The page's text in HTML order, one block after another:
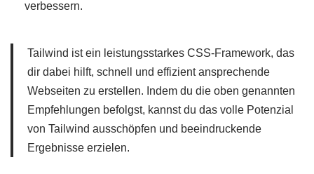
verbessern.
Tailwind ist ein leistungsstarkes CSS-Framework, das
dir dabei hilft, schnell und effizient ansprechende
Webseiten zu erstellen. Indem du die oben genannten
Empfehlungen befolgst, kannst du das volle Potenzial
von Tailwind ausschöpfen und beeindruckende
Ergebnisse erzielen.